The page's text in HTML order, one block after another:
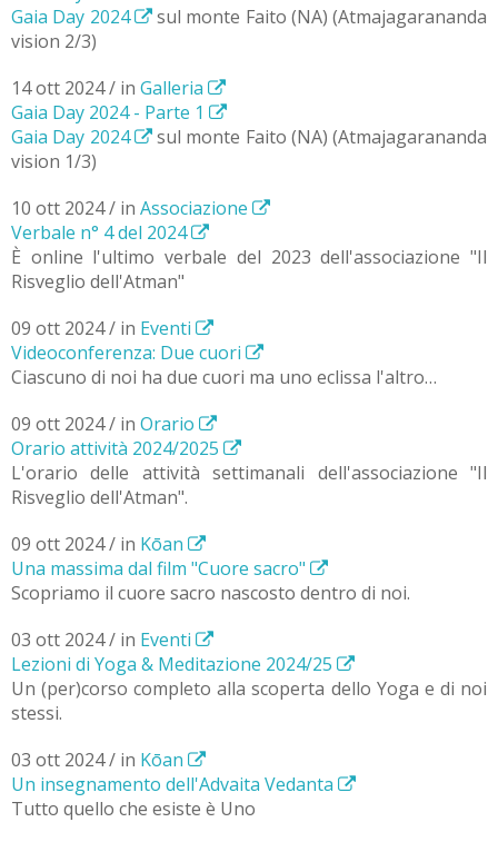
Gaia Day 2024
sul monte Faito (NA) (Atmajagarananda
vision 2/3)
14 ott 2024 / in Galleria
Gaia Day 2024 - Parte 1
Gaia Day 2024
sul monte Faito (NA) (Atmajagarananda
vision 1/3)
10 ott 2024 / in Associazione
Verbale n° 4 del 2024
È online l'ultimo verbale del 2023 dell'associazione "Il
Risveglio dell'Atman"
09 ott 2024 / in Eventi
Videoconferenza: Due cuori
Ciascuno di noi ha due cuori ma uno eclissa l'altro…
09 ott 2024 / in Orario
Orario attività 2024/2025
L'orario delle attività settimanali dell'associazione "Il
Risveglio dell'Atman".
09 ott 2024 / in Kōan
Una massima dal film "Cuore sacro"
Scopriamo il cuore sacro nascosto dentro di noi.
03 ott 2024 / in Eventi
Lezioni di Yoga & Meditazione 2024/25
Un (per)corso completo alla scoperta dello Yoga e di noi
stessi.
03 ott 2024 / in Kōan
Un insegnamento dell'Advaita Vedanta
Tutto quello che esiste è Uno